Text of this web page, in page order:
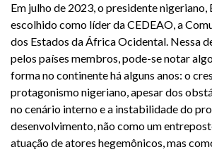
Em julho de 2023, o presidente
escolhido como líder da CEDEAO, a
dos Estados da África Ocidental. Nessa
pelos países membros, pode-se notar
forma no continente há alguns anos: o
protagonismo nigeriano, apesar dos
no cenário interno e a instabilidade do
desenvolvimento, não como um
atuação de atores hegemônicos, mas